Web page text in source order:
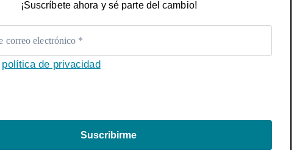
¡Suscríbete ahora y sé parte del cambio!
política de privacidad
Suscribirme